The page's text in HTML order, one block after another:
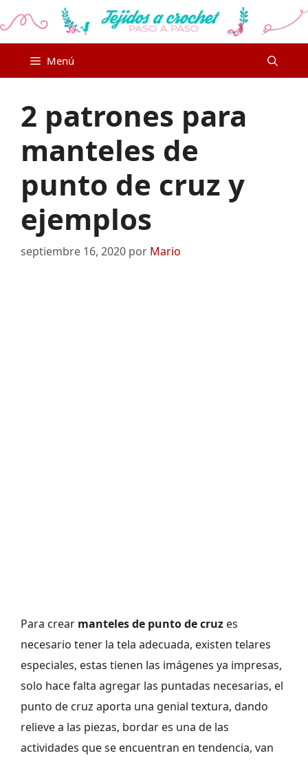
al
Menú
2 patrones para
manteles de
punto de cruz y
ejemplos
septiembre 16, 2020 por Mario
Para crear manteles de punto de cruz es
necesario tener la tela adecuada, existen telares
especiales, estas tienen las imágenes ya impresas,
solo hace falta agregar las puntadas necesarias, el
punto de cruz aporta una genial textura, dando
relieve a las piezas, bordar es una de las
actividades que se encuentran en tendencia, van